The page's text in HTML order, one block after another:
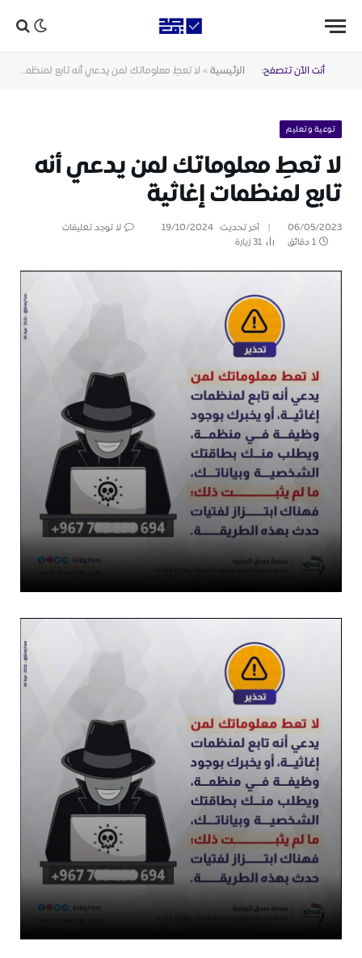
أنت الآن تتصفح: الرئيسية » لا تعطِ معلوماتك لمن يدعي أنه تابع لمنظمات إغاثية
توعية وتعليم
لا تعطِ معلوماتك لمن يدعي أنه
تابع لمنظمات إغاثية
06/05/2023 آخر تحديث: 19/10/2024
لا توجد تعليقات
1 دقائق
31زيارة